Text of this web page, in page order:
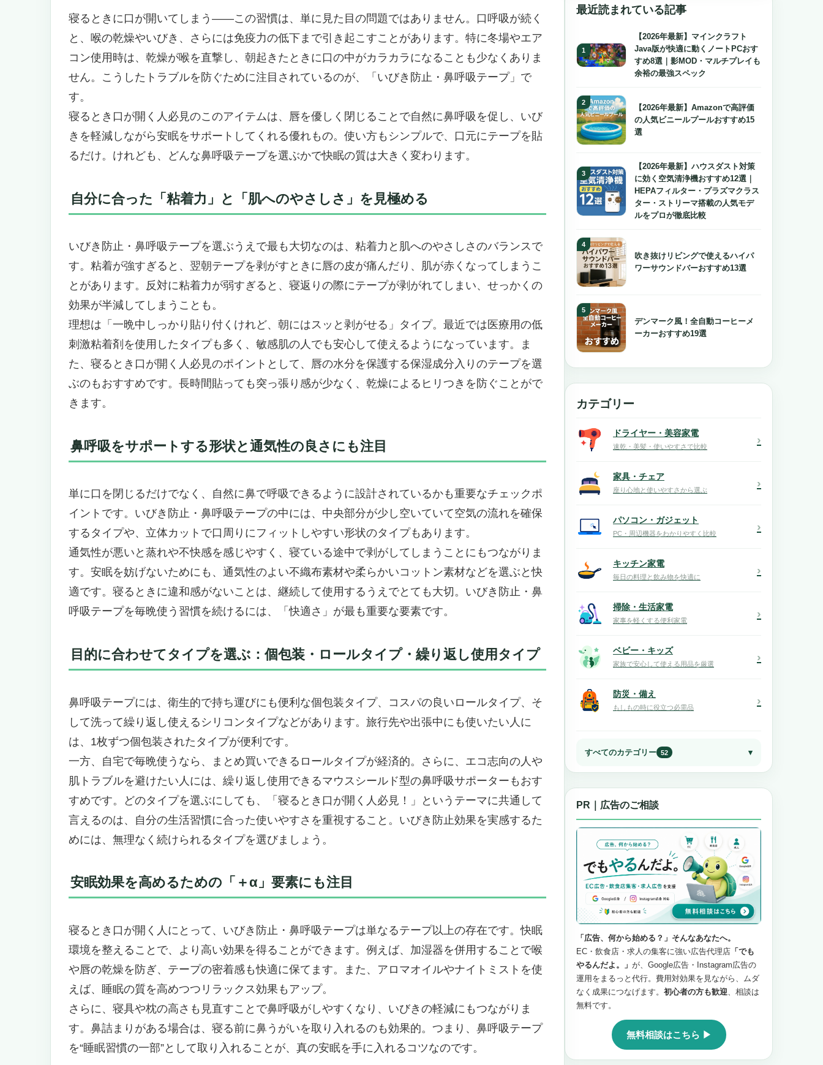
鼻呼吸化によるいびき軽減
口内乾燥・のど渇きの抑制
睡眠の質改善
口臭・口内環境の改善
ペルソナを意識して語る：こんな人にピッタリ
当てはまる人
当てはまらない人
まとめポイント（とはいえ “まとめ” ではなくてもよい）
「鼻呼吸テープ リラピタ（RelaPita）」〜寝るとき口が開く人に贈る、いびき防止＆乾燥ケ
“口が開く→いびき・喉の乾燥→目覚めの不快感” を“一枚のテープ”でリセット
製品の魅力を丁寧に紐解く
✅ 医療用グレード素材 × 低刺激設計で「肌への優しさ」を追求
✅ 独自の X 型フィット構造 & 通気性設計
✅ 理学療法士監修・専門性の裏付け
✅ 手順は簡単。毎晩貼って剥がすだけ
おすすめできる人・できない人
寝るとき口が開く人必見！「Adellina マウステープ」でいびき防止＆快眠サポート
なぜ“ただのテープ”で効果が出るの？メカニズムを解説
Adellina マウステープが特に“画期的”な3つのポイント
こういう人にはおすすめ！／おすすめできないケース
使用のポイント・注意点を押さえよう
実際のユーザーの声から見えるリアルな評価
寝るとき口が開く人必見！いびき防止・鼻呼吸テープ「Yutuotl 口閉じテープ 50枚入れ」【安
眠・乾燥対策にも】
鼻呼吸を自然に導く、やさしい睡眠サポートテープ
“無粘着エリア”で、唇への負担を最小限に
いびき・口乾燥・睡眠の質を総合的にサポート
持ち運びにも便利、50枚入りの高コスパ
自然な眠りを取り戻す第一歩
寝るとき口が開く人必見！いびき防止・鼻呼吸テープ「Berniawill 口閉じテープ」
「朝起きて喉がガラガラ…」「パートナーに“いびきがすごい”と言われた」あなたに
特徴から見る “画期的ポイント”
通気性抜群！1081個もの微細な通気孔
肌に優しい “親肌性ゾル” を採用
“朝まで剥がれにくい”でも“簡単に剥がせる”バランス設計
大容量 300回用でコスパを追求
こんな人に「Berniawill 口閉じテープ」はおすすめ
使用方法と注意点
寝るとき口が開く人必見！いびき防止・鼻呼吸テープ「Griowenke 口閉じテープ」〜安眠＆の
ど乾燥対策に〜
朝まで快適！口を自然に閉じて“鼻呼吸”へ導く
● 製品の特徴：他と差がつく“こだわりポイント”
● 期待できる効果：実際のメリットを科学視点も含めて
● キーワードを意識すべき読者向けの表現
寝るときに口が開いてしまう――この習慣は、単に見た目の問題ではありません。口呼吸が続く
と、喉の乾燥やいびき、さらには免疫力の低下まで引き起こすことがあります。特に冬場やエア
コン使用時は、乾燥が喉を直撃し、朝起きたときに口の中がカラカラになることも少なくありま
せん。こうしたトラブルを防ぐために注目されているのが、「いびき防止・鼻呼吸テープ」で
す。
寝るとき口が開く人必見のこのアイテムは、唇を優しく閉じることで自然に鼻呼吸を促し、いび
きを軽減しながら安眠をサポートしてくれる優れもの。使い方もシンプルで、口元にテープを貼
るだけ。けれども、どんな鼻呼吸テープを選ぶかで快眠の質は大きく変わります。
自分に合った「粘着力」と「肌へのやさしさ」を見極める
いびき防止・鼻呼吸テープを選ぶうえで最も大切なのは、粘着力と肌へのやさしさのバランスで
す。粘着が強すぎると、翌朝テープを剥がすときに唇の皮が痛んだり、肌が赤くなってしまうこ
とがあります。反対に粘着力が弱すぎると、寝返りの際にテープが剥がれてしまい、せっかくの
効果が半減してしまうことも。
理想は「一晩中しっかり貼り付くけれど、朝にはスッと剥がせる」タイプ。最近では医療用の低
刺激粘着剤を使用したタイプも多く、敏感肌の人でも安心して使えるようになっています。ま
た、寝るとき口が開く人必見のポイントとして、唇の水分を保護する保湿成分入りのテープを選
ぶのもおすすめです。長時間貼っても突っ張り感が少なく、乾燥によるヒリつきを防ぐことがで
きます。
鼻呼吸をサポートする形状と通気性の良さにも注目
単に口を閉じるだけでなく、自然に鼻で呼吸できるように設計されているかも重要なチェックポ
イントです。いびき防止・鼻呼吸テープの中には、中央部分が少し空いていて空気の流れを確保
するタイプや、立体カットで口周りにフィットしやすい形状のタイプもあります。
通気性が悪いと蒸れや不快感を感じやすく、寝ている途中で剥がしてしまうことにもつながりま
す。安眠を妨げないためにも、通気性のよい不織布素材や柔らかいコットン素材などを選ぶと快
適です。寝るときに違和感がないことは、継続して使用するうえでとても大切。いびき防止・鼻
呼吸テープを毎晩使う習慣を続けるには、「快適さ」が最も重要な要素です。
目的に合わせてタイプを選ぶ：個包装・ロールタイプ・繰り返し使用タイプ
鼻呼吸テープには、衛生的で持ち運びにも便利な個包装タイプ、コスパの良いロールタイプ、そ
して洗って繰り返し使えるシリコンタイプなどがあります。旅行先や出張中にも使いたい人に
は、1枚ずつ個包装されたタイプが便利です。
一方、自宅で毎晩使うなら、まとめ買いできるロールタイプが経済的。さらに、エコ志向の人や
肌トラブルを避けたい人には、繰り返し使用できるマウスシールド型の鼻呼吸サポーターもおす
すめです。どのタイプを選ぶにしても、「寝るとき口が開く人必見！」というテーマに共通して
言えるのは、自分の生活習慣に合った使いやすさを重視すること。いびき防止効果を実感するた
めには、無理なく続けられるタイプを選びましょう。
安眠効果を高めるための「＋α」要素にも注目
寝るとき口が開く人にとって、いびき防止・鼻呼吸テープは単なるテープ以上の存在です。快眠
環境を整えることで、より高い効果を得ることができます。例えば、加湿器を併用することで喉
や唇の乾燥を防ぎ、テープの密着感も快適に保てます。また、アロマオイルやナイトミストを使
えば、睡眠の質を高めつつリラックス効果もアップ。
さらに、寝具や枕の高さも見直すことで鼻呼吸がしやすくなり、いびきの軽減にもつながりま
す。鼻詰まりがある場合は、寝る前に鼻うがいを取り入れるのも効果的。つまり、鼻呼吸テープ
を“睡眠習慣の一部”として取り入れることが、真の安眠を手に入れるコツなのです。
最近読まれている記事
【2026年最新】マインクラフト
Java版が快適に動くノートPCおす
すめ8選｜影MOD・マルチプレイも
余裕の最強スペック
【2026年最新】Amazonで高評価
の人気ビニールプールおすすめ15
選
【2026年最新】ハウスダスト対策
に効く空気清浄機おすすめ12選｜
HEPAフィルター・プラズマクラス
ター・ストリーマ搭載の人気モデ
ルをプロが徹底比較
吹き抜けリビングで使えるハイパ
ワーサウンドバーおすすめ13選
デンマーク風！全自動コーヒーメ
ーカーおすすめ19選
カテゴリー
ドライヤー・美容家電
速乾・美髪・使いやすさで比較 ›
家具・チェア
座り心地と使いやすさから選ぶ ›
パソコン・ガジェット
PC・周辺機器をわかりやすく比較 ›
キッチン家電
毎日の料理と飲み物を快適に ›
掃除・生活家電
家事を軽くする便利家電 ›
ベビー・キッズ
家族で安心して使える用品を厳選 ›
防災・備え
もしもの時に役立つ必需品 ›
すべてのカテゴリー 52
PR｜広告のご相談
「広告、何から始める？」そんなあなたへ。
EC・飲食店・求人の集客に強い広告代理店 「でも
やるんだよ。」 が、Google広告・Instagram広告の
運用をまるっと代行。費用対効果を見ながら、ムダ
なく成果につなげます。 初心者の方も歓迎 、相談は
無料です。
無料相談はこちら ▶